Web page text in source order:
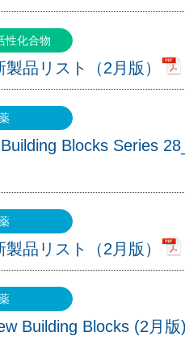
品リスト（2月版）
Blocks Series
品リスト（2月版）
Building Blocks (2月版